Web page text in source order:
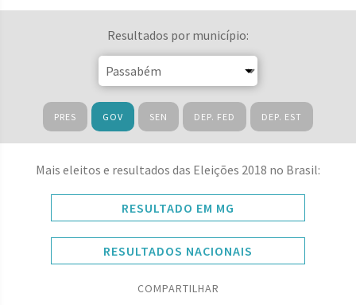
Resultados por município:
PRES GOV SEN DEP. FED DEP. EST
Mais eleitos e resultados das Eleições 2018 no Brasil:
RESULTADO EM MG
RESULTADOS NACIONAIS
COMPARTILHAR